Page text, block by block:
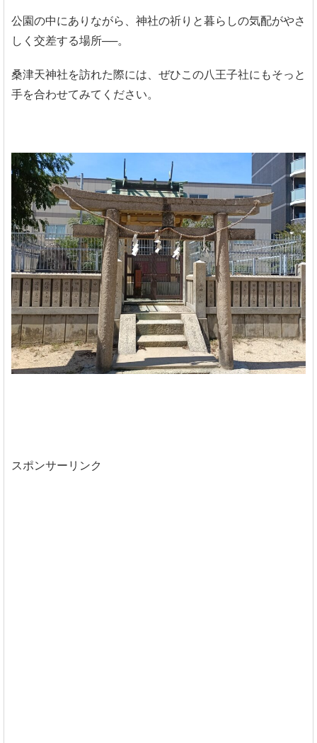
公園の中にありながら、神社の祈りと暮らしの気配がやさ
しく交差する場所──。
桑津天神社を訪れた際には、ぜひこの八王子社にもそっと
手を合わせてみてください。
スポンサーリンク